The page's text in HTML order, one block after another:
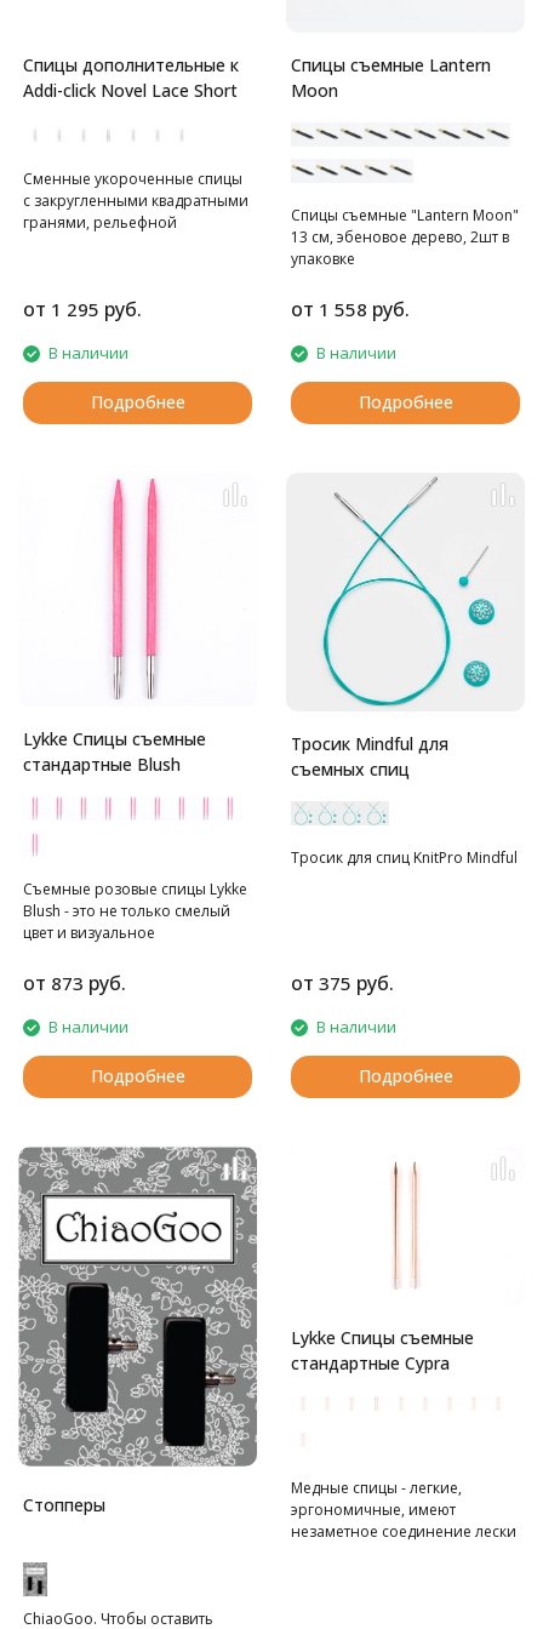
леской и 2 стоппера. Стопперы
позволят вам зафиксировать
открытые петли на леске и
использовать спицы в другом
Спицы дополнительные к
Addi-click Novel Lace Short
Сменные укороченные спицы
с закругленными квадратными
гранями, рельефной
от 1 295 руб.
В наличии
Подробнее
Спицы съемные Lantern
Moon
Спицы съемные "Lantern Moon"
13 см, эбеновое дерево, 2шт в
упаковке
от 1 558 руб.
В наличии
Подробнее
Lykke Спицы съемные
стандартные Blush
Съемные розовые спицы Lykke
Blush - это не только смелый
цвет и визуальное
премиальное качество,
обеспеченное строгим
производственным контролем.
Спицы изготавливаются
вручную из березы твердых
сортов, проходят специальную
К спицам подходят лески всех
серий Lykke чёрные и розовые.
от 873 руб.
В наличии
Подробнее
Тросик Mindful для
съемных спиц
Тросик для спиц KnitPro Mindful
от 375 руб.
В наличии
Подробнее
Стопперы
ChiaoGoo. Чтобы оставить
Lykke Спицы съемные
стандартные Cypra
Медные спицы - легкие,
эргономичные, имеют
незаметное соединение лески